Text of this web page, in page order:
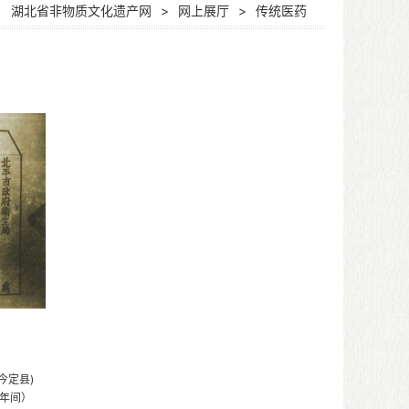
湖北省非物质文化遗产网 > 网上展厅 > 传统医药
县)
间）